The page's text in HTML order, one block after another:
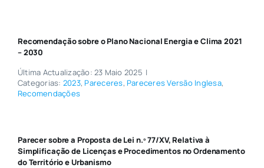
Recomendação sobre o Plano Nacional Energia e Clima 2021
– 2030
Última Actualização: 23 Maio 2025 |
Categorias: 2023,Pareceres, Pareceres Versão Inglesa,
Recomendações
Parecer sobre a Proposta de Lei n.º 77/XV, Relativa à
Simplificação de Licenças e Procedimentos no Ordenamento
do Território e Urbanismo